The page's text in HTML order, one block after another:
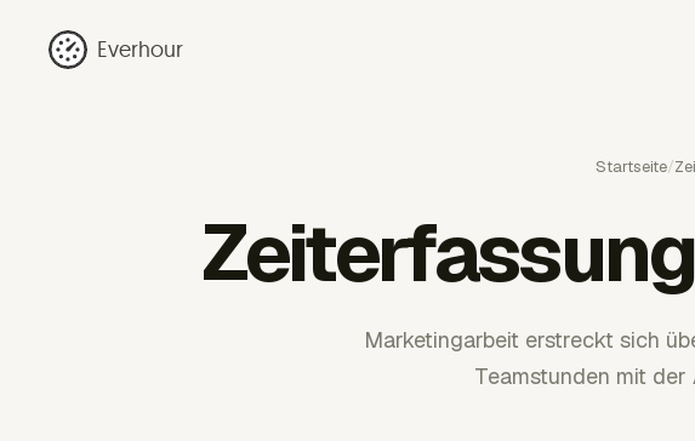
Everhour
Startseite/
Marketingarbeit erstreckt sich
Teamstunden mit